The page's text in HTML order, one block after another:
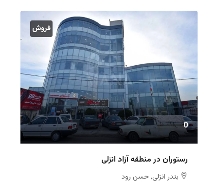
فروش
0
رستوران در منطقه آزاد انزلی
بندر انزلی, حسن رود